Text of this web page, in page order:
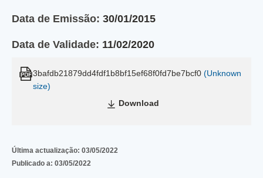
Data de Emissão: 30/01/2015
Data de Validade: 11/02/2020
3bafdb21879dd4fdf1b8bf15ef68f0fd7be7bcf0 (Unknown
size)
Download
Última actualização: 03/05/2022
Publicado a: 03/05/2022